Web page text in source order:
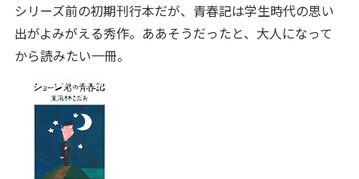
シリーズ前の初期刊行本だが、青春記は学生時代の思い
出がよみがえる秀作。ああそうだったと、大人になって
から読みたい一冊。